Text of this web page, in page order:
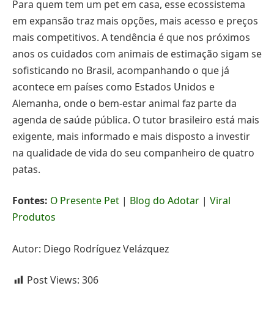
Para quem tem um pet em casa, esse ecossistema
em expansão traz mais opções, mais acesso e preços
mais competitivos. A tendência é que nos próximos
anos os cuidados com animais de estimação sigam se
sofisticando no Brasil, acompanhando o que já
acontece em países como Estados Unidos e
Alemanha, onde o bem-estar animal faz parte da
agenda de saúde pública. O tutor brasileiro está mais
exigente, mais informado e mais disposto a investir
na qualidade de vida do seu companheiro de quatro
patas.
Fontes: O Presente Pet | Blog do Adotar | Viral
Produtos
Autor: Diego Rodríguez Velázquez
Post Views: 306